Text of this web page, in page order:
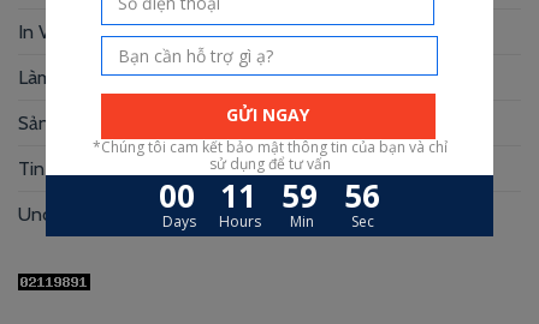
In Voucher(12)
Làm Hộp Đựng(30)
Sản xuất hộp mi
Tin Tức
Uncategorized